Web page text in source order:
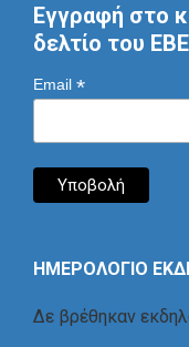
Εγγραφή στο
δελτίο του
Email *
ΗΜΕΡΟΛΟΓΙΟ
Δε βρέθηκαν